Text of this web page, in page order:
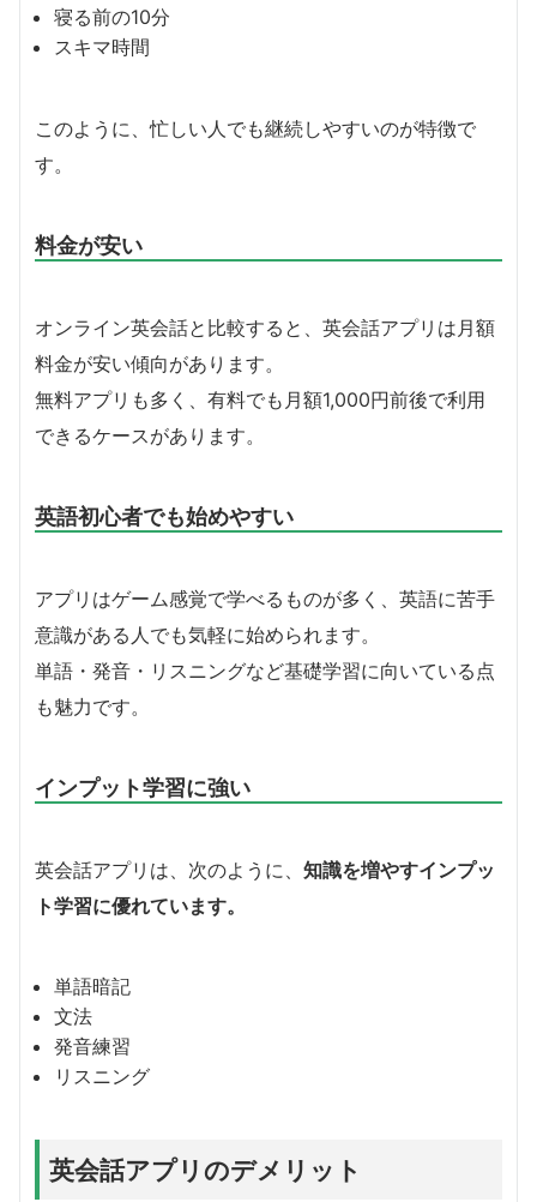
寝る前の10分
スキマ時間
このように、忙しい人でも継続しやすいのが特徴で
す。
料金が安い
オンライン英会話と比較すると、英会話アプリは月額
料金が安い傾向があります。
無料アプリも多く、有料でも月額1,000円前後で利用
できるケースがあります。
英語初心者でも始めやすい
アプリはゲーム感覚で学べるものが多く、英語に苦手
意識がある人でも気軽に始められます。
単語・発音・リスニングなど基礎学習に向いている点
も魅力です。
インプット学習に強い
英会話アプリは、次のように、 知識を増やすインプッ
ト学習に優れています。
単語暗記
文法
発音練習
リスニング
英会話アプリのデメリット